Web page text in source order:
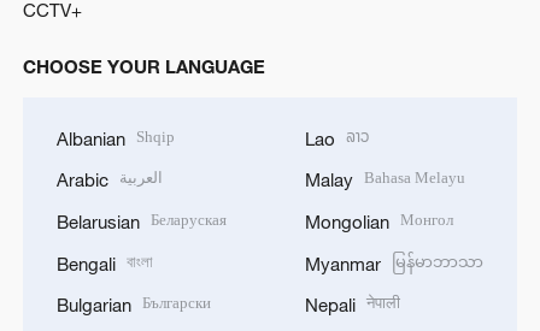
CCTV+
CHOOSE YOUR LANGUAGE
Albanian Shqip
Arabic العربية
Belarusian Беларуская
Bengali বাংলা
Bulgarian Български
Lao ລາວ
Malay Bahasa Melayu
Mongolian Монгол
Myanmar မြန်မာဘာသာ
Nepali नेपाली